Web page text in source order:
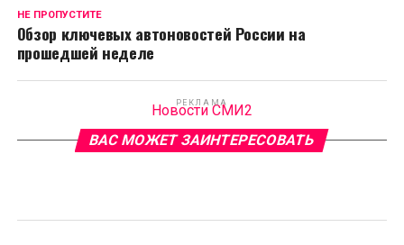
НЕ ПРОПУСТИТЕ
Обзор ключевых автоновостей России на
прошедшей неделе
РЕКЛАМА
Новости СМИ2
ВАС МОЖЕТ ЗАИНТЕРЕСОВАТЬ